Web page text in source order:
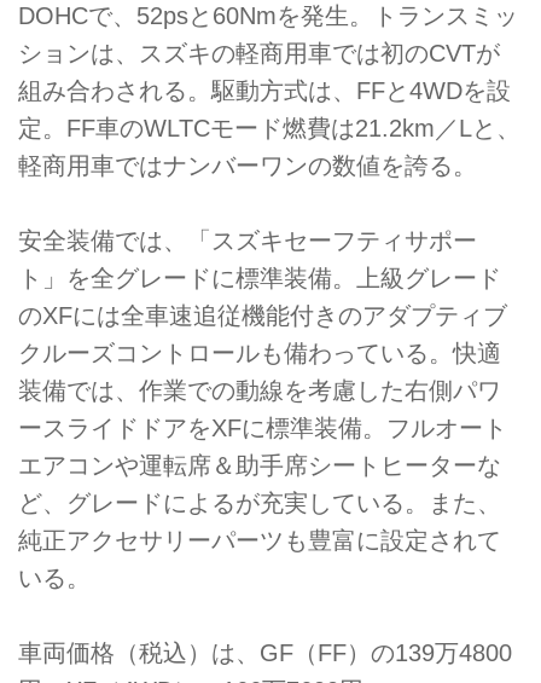
DOHCで、52psと60Nmを発生。トランスミッ
ションは、スズキの軽商用車では初のCVTが
組み合わされる。駆動方式は、FFと4WDを設
定。FF車のWLTCモード燃費は21.2km／Lと、
軽商用車ではナンバーワンの数値を誇る。
安全装備では、「スズキセーフティサポー
ト」を全グレードに標準装備。上級グレード
のXFには全車速追従機能付きのアダプティブ
クルーズコントロールも備わっている。快適
装備では、作業での動線を考慮した右側パワ
ースライドドアをXFに標準装備。フルオート
エアコンや運転席＆助手席シートヒーターな
ど、グレードによるが充実している。また、
純正アクセサリーパーツも豊富に設定されて
いる。
車両価格（税込）は、GF（FF）の139万4800